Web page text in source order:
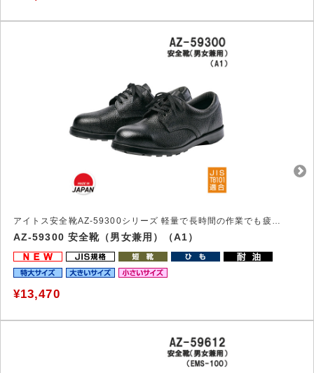
アイトス安全靴AZ-59300シリーズ 軽量で長時間の作業でも疲れにくい安全靴
AZ-59300 安全靴（男女兼用）（A1）
¥13,470